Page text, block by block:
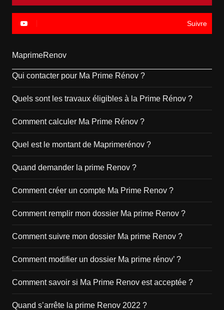
Suivre
MaprimeRenov
Qui contacter pour Ma Prime Rénov ?
Quels sont les travaux éligibles à la Prime Rénov ?
Comment calculer Ma Prime Rénov ?
Quel est le montant de Maprimerénov ?
Quand demander la prime Renov ?
Comment créer un compte Ma Prime Renov ?
Comment remplir mon dossier Ma prime Renov ?
Comment suivre mon dossier Ma prime Renov ?
Comment modifier un dossier Ma prime rénov’ ?
Comment savoir si Ma Prime Renov est acceptée ?
Quand s’arrête la prime Renov 2022 ?